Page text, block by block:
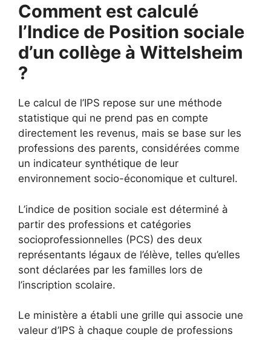
Comment est calculé
l’Indice de Position sociale
d’un collège à Wittelsheim
?
Le calcul de l’IPS repose sur une méthode
statistique qui ne prend pas en compte
directement les revenus, mais se base sur les
professions des parents, considérées comme
un indicateur synthétique de leur
environnement socio-économique et culturel.
L’indice de position sociale est déterminé à
partir des professions et catégories
socioprofessionnelles (PCS) des deux
représentants légaux de l’élève, telles qu’elles
sont déclarées par les familles lors de
l’inscription scolaire.
Le ministère a établi une grille qui associe une
valeur d’IPS à chaque couple de professions